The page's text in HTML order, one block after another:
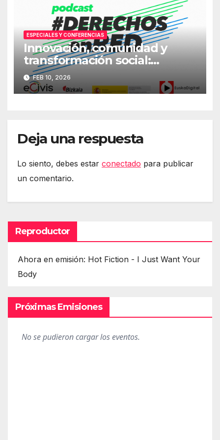
ESPECIALES Y CONFERENCIAS
Innovación, comunidad y
transformación social:
Primera jornada
#DerechosEnRed
FEB 10, 2026
Deja una respuesta
Lo siento, debes estar conectado para publicar
un comentario.
Reproductor
Ahora en emisión: Hot Fiction - I Just Want Your
Body
Próximas Emisiones